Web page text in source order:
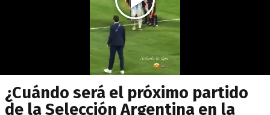
¿Cuándo será el próximo partido
de la Selección Argentina en la